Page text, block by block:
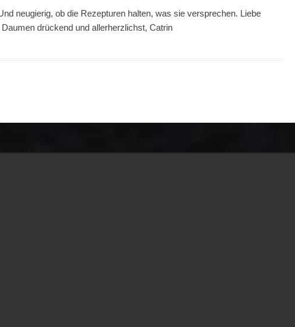
neugierig, ob die Rezepturen halten, was sie versprechen. Liebe
drückend und allerherzlichst, Catrin